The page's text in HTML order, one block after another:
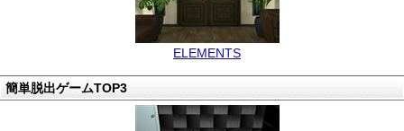
ELEMENTS
簡単脱出ゲームTOP3